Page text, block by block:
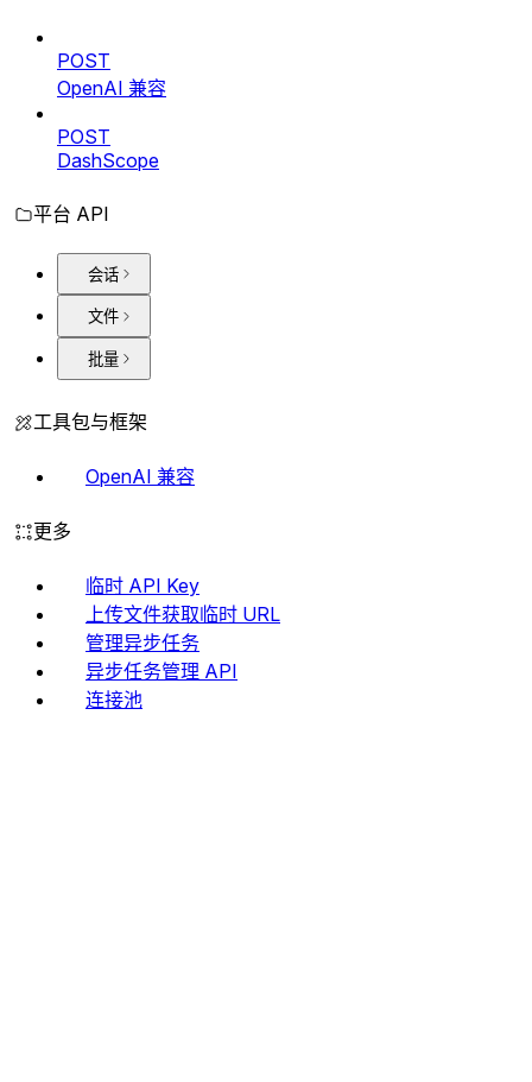
POST
OpenAI 兼容
POST
DashScope
平台 API
会话
文件
批量
工具包与框架
OpenAI 兼容
更多
临时 API Key
上传文件获取临时 URL
管理异步任务
异步任务管理 API
连接池